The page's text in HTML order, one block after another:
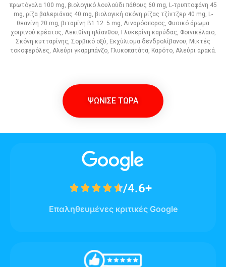
πρωτόγαλα 100 mg, βιολογικό λουλούδι πάθους 60 mg, L-τρυπτοφάνη 45
mg, ρίζα βαλεριάνας 40 mg, βιολογική σκόνη ρίζας τζίντζερ 40 mg, L-
θεανίνη 20 mg, βιταμίνη Β1 12. 5 mg, Λιναρόσπορος, Φυσικό άρωμα
χοιρινού κρέατος, Λεκιθίνη ηλίανθου, Γλυκερίνη καρύδας, Φοινικέλαιο,
Σκόνη κυτταρίνης, Σορβικό οξύ, Εκχύλισμα δενδρολίβανου, Μικτές
τοκοφερόλες, Αλεύρι γκαρμπάνζο, Γλυκοπατάτα, Καρότο, Αλεύρι αρακά.
ΨΩΝΙΣΕ ΤΩΡΑ
/4.6+
    
Επαληθευμένες κριτικές Google